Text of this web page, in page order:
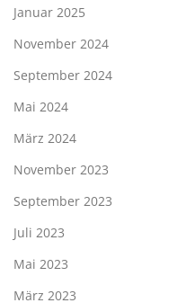
Januar 2025
November 2024
September 2024
Mai 2024
März 2024
November 2023
September 2023
Juli 2023
Mai 2023
März 2023